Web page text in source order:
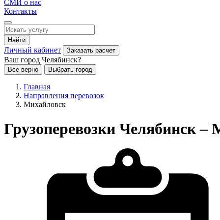
СМИ о нас
Контакты
Найти
Личный кабинет Заказать расчет
Ваш город Челябинск?
Все верно Выбрать город
Главная
Направления перевозок
Михайловск
Грузоперевозки Челябинск –